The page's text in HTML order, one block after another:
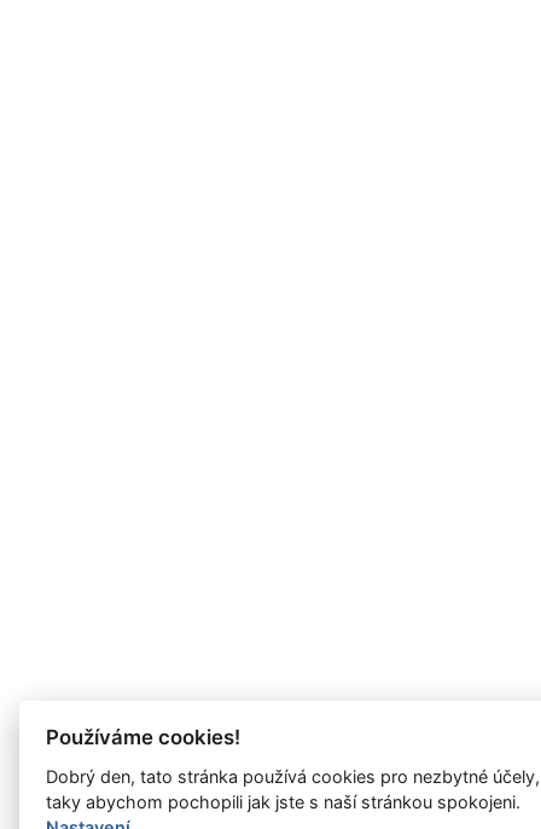
Používáme cookies!
Dobrý den, tato stránka používá cookies pro nezbytné
taky abychom pochopili jak jste s naší stránkou spokojeni.